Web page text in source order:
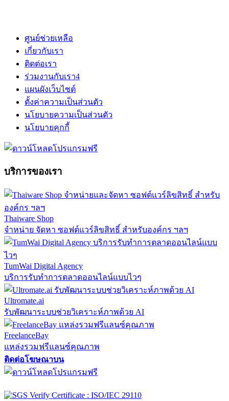
ศูนย์ช่วยเหลือ
เกี่ยวกับเรา
ติดต่อเรา
ร่วมงานกับเรา4
แผนผังเว็บไซต์
ตั้งค่าความเป็นส่วนตัว
นโยบายความเป็นส่วนตัว
นโยบายคุกกี้
บริการของเรา
Thaiware Shop
จำหน่าย จัดหา ซอฟต์แวร์ลิขสิทธิ์ สำหรับองค์กร ฯลฯ
TumWai Digital Agency
บริการรับทำการตลาดออนไลน์แบบไวๆ
Ultromate.ai
รับพัฒนาระบบช่วยวิเคราะห์ภาพด้วย AI
FreelanceBay
แหล่งรวมฟรีแลนซ์คุณภาพ
ติดต่อโฆษณาบน